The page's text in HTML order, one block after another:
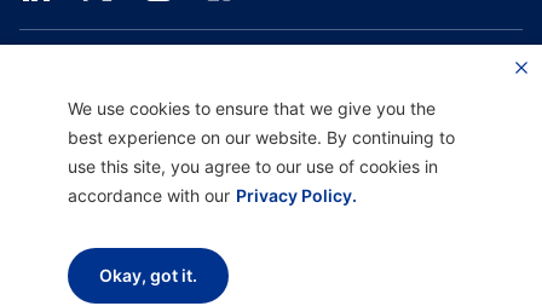
Providence Health Assurance는 Medicare 및 Oregon Health Plan 계약을 체결한
은 계약 갱신에 따라 달라집니다.
보 보호 정책
Copyright © 2026 Providence Health Plan, Providence Plan Partners, and
We use cookies to ensure that we give you the
best experience on our website. By continuing to
use this site, you agree to our use of cookies in
accordance with our Privacy Policy.
Okay, got it.